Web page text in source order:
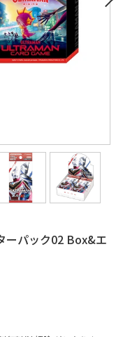
ーパック02 Box&エ